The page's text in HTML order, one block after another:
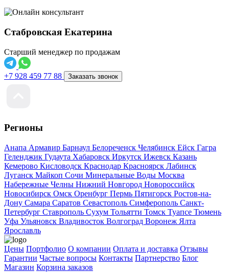
Стабровская Екатерина
Старший менеджер по продажам
+7 928 459 77 88 Заказать звонок
Регионы
Анапа Армавир Барнаул Белореченск Челябинск Ейск Гагра
Геленджик Гудаута Хабаровск Иркутск Ижевск Казань
Кемерово Кисловодск Краснодар Красноярск Лабинск
Луганск Майкоп Сочи Минеральные Воды Москва
Набережные Челны Нижний Новгород Новороссийск
Новосибирск Омск Оренбург Пермь Пятигорск Ростов-на-
Дону Самара Саратов Севастополь Симферополь Санкт-
Петербург Ставрополь Сухум Тольятти Томск Туапсе Тюмень
Уфа Ульяновск Владивосток Волгоград Воронеж Ялта
Ярославль
Цены Портфолио О компании Оплата и доставка Отзывы
Гарантии Частые вопросы Контакты Партнерство Блог
Магазин Корзина заказов